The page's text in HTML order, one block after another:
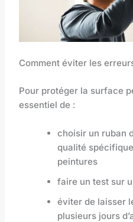
Comment éviter les
Pour protéger la surface
essentiel de :
choisir un ruban
qualité
peintures
faire un test sur
éviter de laisser
plusieurs jours